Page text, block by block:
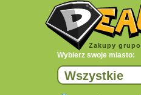
Zakupy
Wybierz swoje miasto:
Wszystkie